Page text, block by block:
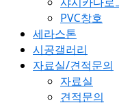
PVC창호
세라스톤
시공갤러리
자료실/견적문의
자료실
견적문의